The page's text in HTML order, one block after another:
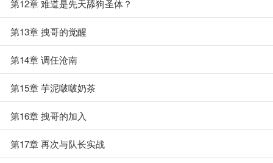
第12章 难道是先天舔狗圣体？
第13章 拽哥的觉醒
第14章 调任沧南
第15章 芋泥啵啵奶茶
第16章 拽哥的加入
第17章 再次与队长实战